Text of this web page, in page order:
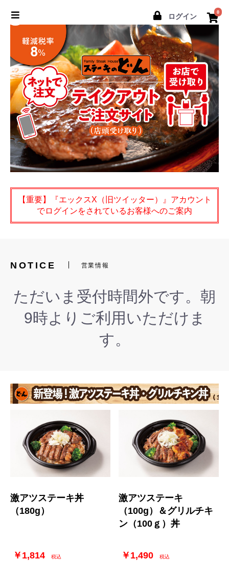
ログイン
0
【重要】『エックスX（旧ツイッター）』アカウント
でログインをされているお客様へのご案内
NOTICE 営業情報
ただいま受付時間外です。朝
9時よりご利用いただけま
す。
激アツステーキ丼
（180g）
￥1,814 税込
激アツステーキ
（100g）＆グリルチキ
ン（100ｇ）丼
￥1,490 税込